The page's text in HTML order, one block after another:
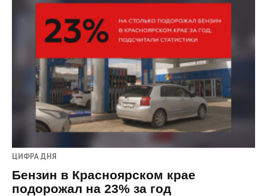
ЦИФРА ДНЯ
Бензин в Красноярском крае
подорожал на 23% за год